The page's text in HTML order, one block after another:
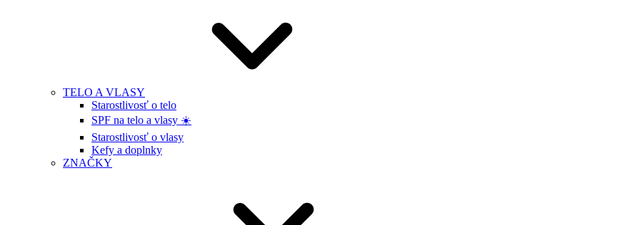
TELO A VLASY
Starostlivosť o telo
SPF na telo a vlasy ☀️
Starostlivosť o vlasy
Kefy a doplnky
ZNAČKY